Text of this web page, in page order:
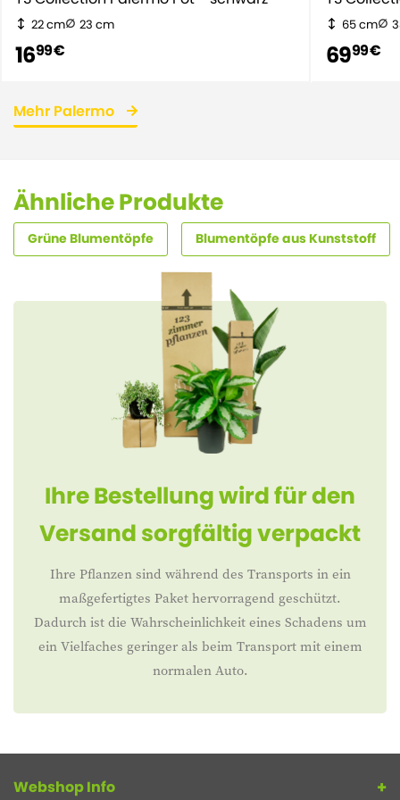
22 cm 23 cm
1699 €
65 cm
6999 €
Mehr Palermo
Ähnliche Produkte
Grüne Blumentöpfe Blumentöpfe aus Kunststoff
Ihre Bestellung wird für den
Versand sorgfältig verpackt
Ihre Pflanzen sind während des Transports in ein
maßgefertigtes Paket hervorragend geschützt.
Dadurch ist die Wahrscheinlichkeit eines Schadens um
ein Vielfaches geringer als beim Transport mit einem
normalen Auto.
Webshop Info